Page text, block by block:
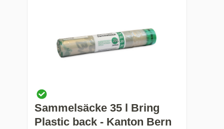
Sammelsäcke 35 l Bring
Plastic back - Kanton Bern